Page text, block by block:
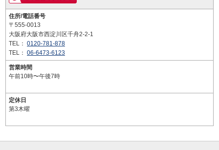
住所/電話番号
〒555-0013
大阪府大阪市西淀川区千舟2-2-1
TEL： 0120-781-878
TEL： 06-6473-6123
営業時間
午前10時〜午後7時
定休日
第3木曜